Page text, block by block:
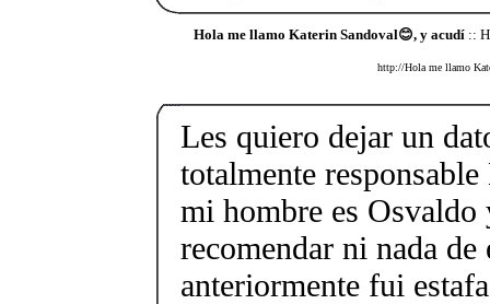
Hola me llamo Katerin Sandoval😊, y acudí ::
http://Hola me llamo
Les quiero dejar un
totalmente
mi hombre es Osvaldo
recomendar ni nada de
anteriormente fui